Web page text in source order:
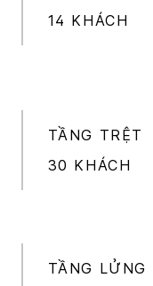
14 KHÁCH
TẦNG TRỆT
30 KHÁCH
TẦNG LỬNG